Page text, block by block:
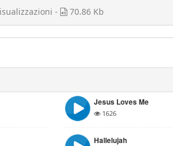
- 70.86 Kb
Jesus Loves Me
1626
Hallelujah